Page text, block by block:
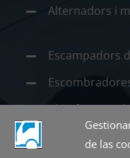
de las
Alternadors i
Escampadors
Plataformes
Grues i